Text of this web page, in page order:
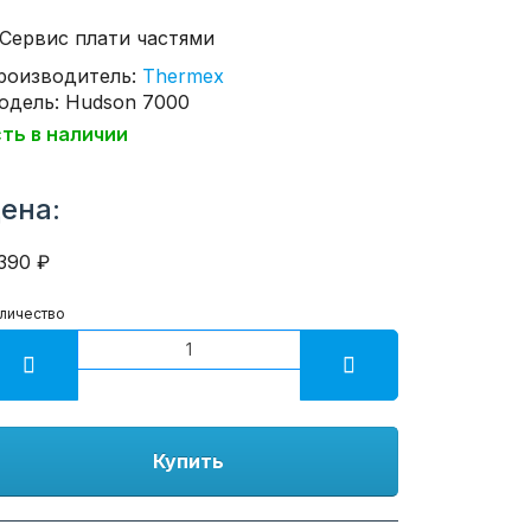
Thermex
Hudson 7000
в наличии
₽
Купить